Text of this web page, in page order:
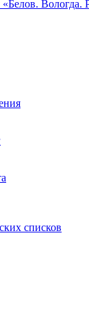
Вологда.
списков